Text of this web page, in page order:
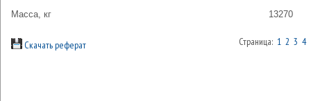
Масса, кг 13270
Скачать реферат Страница: 1 2 3 4